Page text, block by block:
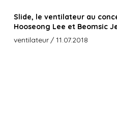
Slide, le ventilateur au
Hooseong Lee et Beomsic
ventilateur / 11.07.2018